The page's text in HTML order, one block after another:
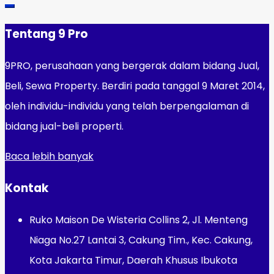
Tentang 9 Pro
9PRO, perusahaan yang bergerak dalam bidang Jual,
Beli, Sewa Property. Berdiri pada tanggal 9 Maret 2014,
oleh individu-individu yang telah berpengalaman di
bidang jual-beli properti.
Baca lebih banyak
Kontak
Ruko Maison De Wisteria Collins 2, Jl. Menteng
Niaga No.27 Lantai 3, Cakung Tim., Kec. Cakung,
Kota Jakarta Timur, Daerah Khusus Ibukota